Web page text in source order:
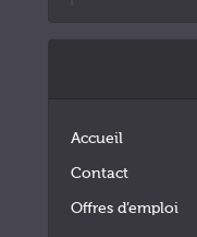
Accueil
Contact
Offres d’emploi